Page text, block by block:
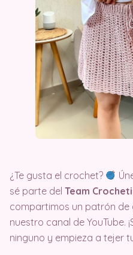
¿Te gusta el crochet?
sé parte del Team
compartimos un patrón de
nuestro canal de YouTube.
ninguno y empieza a tejer